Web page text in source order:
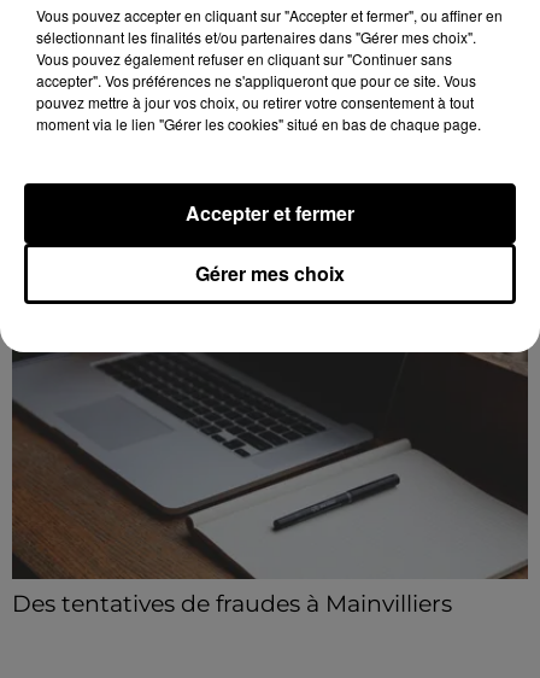
Intégrez le plus grand chœur d'Europe pour
un concert exceptionnel...
Vous pouvez donner de la voix en devenant choriste
A LA UNE
Des tentatives de fraudes à Mainvilliers
Vous pouvez accepter en cliquant sur "Accepter et fermer", ou affiner en
sélectionnant les finalités et/ou partenaires dans "Gérer mes choix".
Vous pouvez également refuser en cliquant sur "Continuer sans
accepter". Vos préférences ne s'appliqueront que pour ce site. Vous
pouvez mettre à jour vos choix, ou retirer votre consentement à tout
moment via le lien "Gérer les cookies" situé en bas de chaque page.
Gérer mes choix
Accepter et fermer